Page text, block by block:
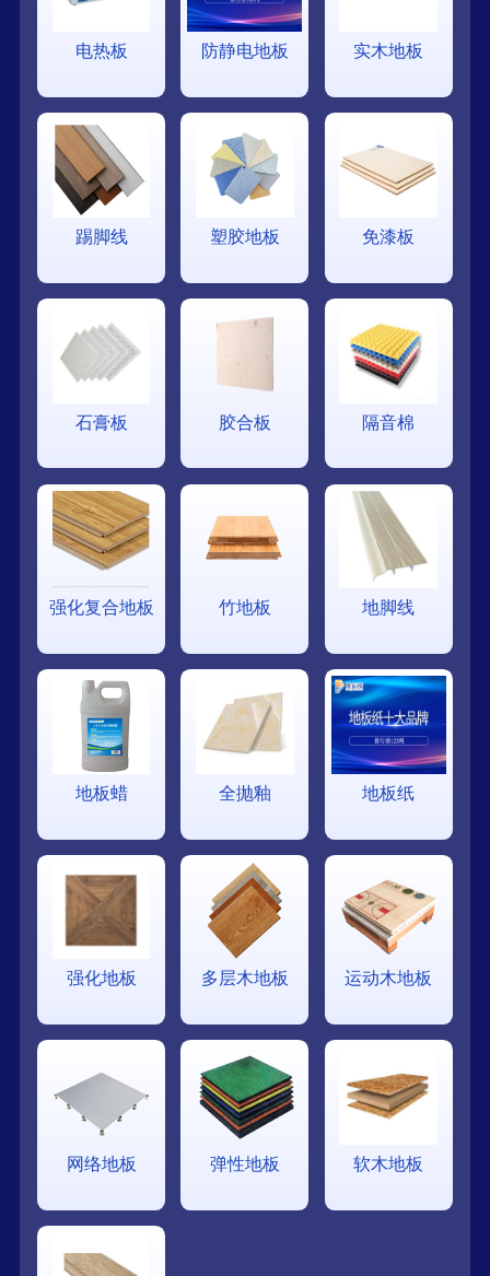
电热板 防静电地板 实木地板
踢脚线 塑胶地板 免漆板
石膏板 胶合板 隔音棉
强化复合地板 竹地板 地脚线
地板蜡 全抛釉 地板纸
强化地板 多层木地板 运动木地板
网络地板 弹性地板 软木地板